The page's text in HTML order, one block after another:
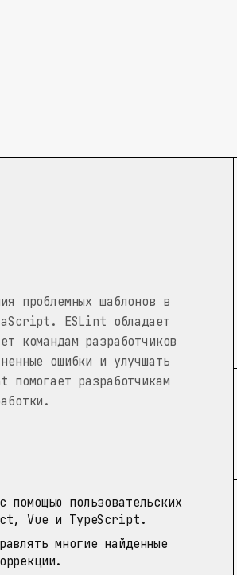
проблемных шаблонов в
ESLint обладает
командам разработчиков
ошибки и улучшать
разработчикам
помощью пользовательских
Vue и TypeScript.
многие найденные